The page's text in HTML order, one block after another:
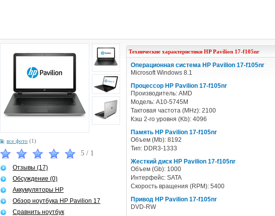
все фото (1)
5 / 1
Отзывы (17)
Обсуждение (0)
Аккумуляторы HP
Обзор ноутбука HP Pavilion 17
Сравнить ноутбук
Технические характеристики HP Pavilion 17-f105nr
Операционная система HP Pavilion 17-f105nr
Microsoft Windows 8.1
Процессор HP Pavilion 17-f105nr
Производитель: AMD
Модель: A10-5745M
Тактовая частота (MHz): 2100
Кэш 2-го уровня (Kb): 4096
Память HP Pavilion 17-f105nr
Объем (Mb): 8192
Тип: DDR3-1333
Жесткий диск HP Pavilion 17-f105nr
Объем (Gb): 1000
Интерфейс: SATA
Скорость вращения (RPM): 5400
Привод HP Pavilion 17-f105nr
DVD-RW